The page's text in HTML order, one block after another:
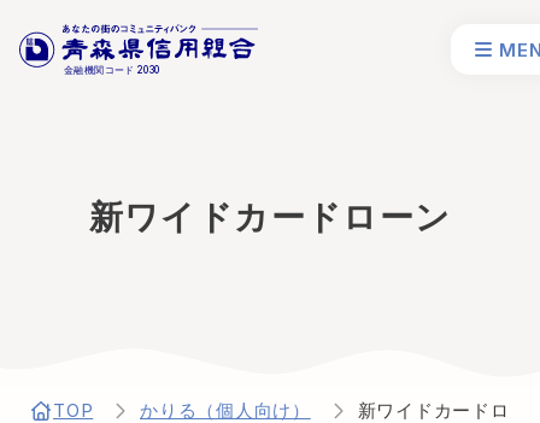
金融機関コード 2030
新ワイドカードローン
TOP かりる（個人向け）
新ワイドカードロ